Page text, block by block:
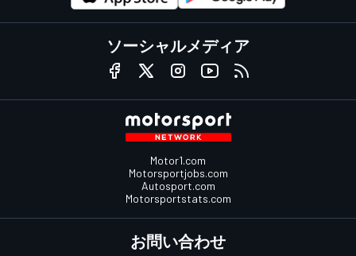
ソーシャルメディア
Motor1.com
Motorsportjobs.com
Autosport.com
Motorsportstats.com
お問い合わせ